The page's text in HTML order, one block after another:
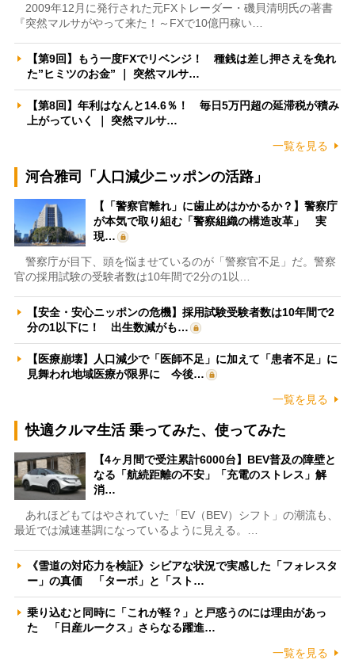
2009年12月に発行された元FXトレーダー・磯貝清明氏の著書
『突然マルサがやって来た！～FXで10億円稼い…
【第9回】もう一度FXでリベンジ！ 種銭は差し押さえを免れ
た”ヒミツのお金” ｜ 突然マルサ…
【第8回】年利はなんと14.6％！ 毎日5万円超の延滞税が積み
上がっていく ｜ 突然マルサ…
一覧を見る
河合雅司「人口減少ニッポンの活路」
【「警察官離れ」に歯止めはかかるか？】警察庁
が本気で取り組む「警察組織の構造改革」 実
現…
警察庁が目下、頭を悩ませているのが「警察官不足」だ。警察
官の採用試験の受験者数は10年間で2分の1以…
【安全・安心ニッポンの危機】採用試験受験者数は10年間で2
分の1以下に！ 出生数減がも…
【医療崩壊】人口減少で「医師不足」に加えて「患者不足」に
見舞われ地域医療が限界に 今後…
一覧を見る
快適クルマ生活 乗ってみた、使ってみた
【4ヶ月間で受注累計6000台】BEV普及の障壁と
なる「航続距離の不安」「充電のストレス」解
消…
あれほどもてはやされていた「EV（BEV）シフト」の潮流も、
最近では減速基調になっているように見える。…
《雪道の対応力を検証》シビアな状況で実感した「フォレスタ
ー」の真価 「ターボ」と「スト…
乗り込むと同時に「これが軽？」と戸惑うのには理由があっ
た 「日産ルークス」さらなる躍進…
一覧を見る